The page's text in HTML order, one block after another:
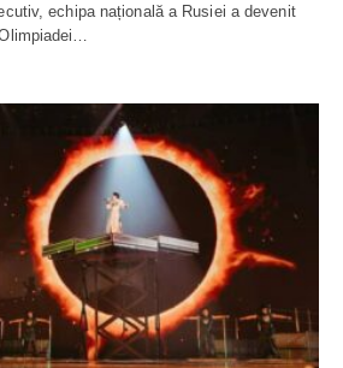
echipa națională a Rusiei a devenit